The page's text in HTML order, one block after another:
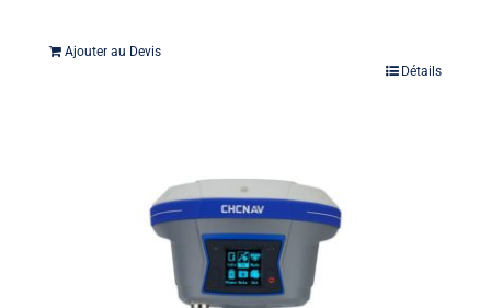
Ajouter au Devis
Détails